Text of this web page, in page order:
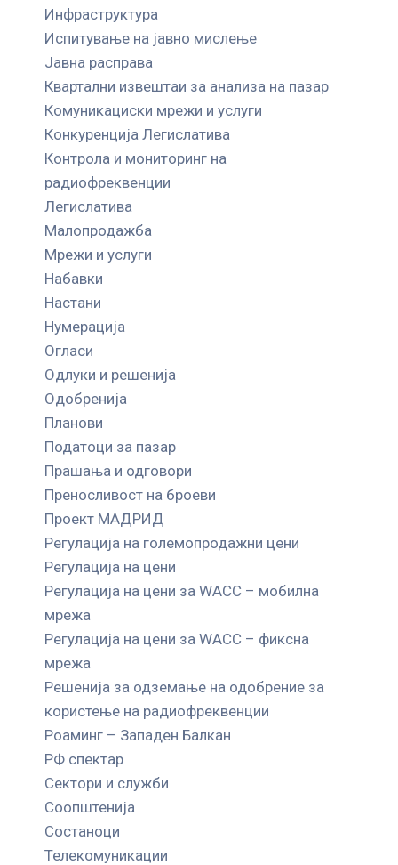
Инфраструктура
Испитување на јавно мислење
Јавна расправа
Квартални извештаи за анализа на пазар
Комуникациски мрежи и услуги
Конкуренција Легислатива
Контрола и мониторинг на
радиофреквенции
Легислатива
Малопродажба
Мрежи и услуги
Набавки
Настани
Нумерација
Огласи
Одлуки и решенија
Одобренија
Планови
Податоци за пазар
Прашања и одговори
Преносливост на броеви
Проект МАДРИД
Регулација на големопродажни цени
Регулација на цени
Регулација на цени за WACC – мобилна
мрежа
Регулација на цени за WACC – фиксна
мрежа
Решенија за одземање на одобрение за
користење на радиофреквенции
Роаминг – Западен Балкан
РФ спектар
Сектори и служби
Соопштенија
Состаноци
Телекомуникации